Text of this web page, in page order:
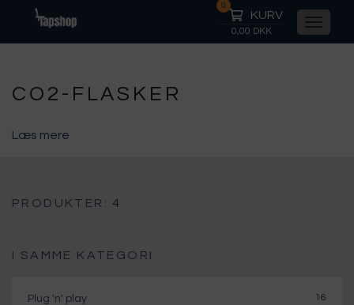
0
KURV
0,00 DKK
CO2-FLASKER
Læs mere
PRODUKTER: 4
I SAMME KATEGORI
Plug 'n' play 16